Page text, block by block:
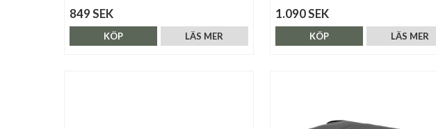
849 SEK
LÄS MER
KÖP
1.090 SEK
LÄS MER
KÖP